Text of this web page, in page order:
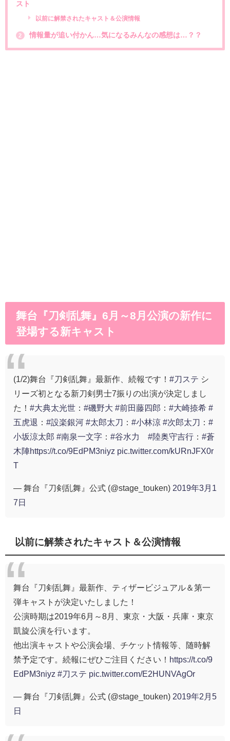
スト
以前に解禁されたキャスト＆公演情報
2 情報量が追い付かん…気になるみんなの感想は…？？
舞台『刀剣乱舞』6月～8月公演の新作に
登場する新キャスト
(1/2)舞台『刀剣乱舞』最新作、続報です！ #刀ステ シ
リーズ初となる新刀剣男士7振りの出演が決定しまし
た！ #大典太光世 ： #磯野大 #前田藤四郎 ： #大崎捺希 #
五虎退 ： #設楽銀河 #太郎太刀 ： #小林涼 #次郎太刀 ： #
小坂涼太郎 #南泉一文字 ： #谷水力 #陸奥守吉行 ： #蒼
木陣https://t.co/9EdPM3niyz pic.twitter.com/kURnJFX0r
T
— 舞台『刀剣乱舞』公式 (@stage_touken) 2019年3月1
7日
以前に解禁されたキャスト＆公演情報
舞台『刀剣乱舞』最新作、ティザービジュアル＆第一
弾キャストが決定いたしました！
公演時期は2019年6月～8月、東京・大阪・兵庫・東京
凱旋公演を行います。
他出演キャストや公演会場、チケット情報等、随時解
禁予定です。続報にぜひご注目ください！ https://t.co/9
EdPM3niyz #刀ステ pic.twitter.com/E2HUNVAgOr
— 舞台『刀剣乱舞』公式 (@stage_touken) 2019年2月5
日